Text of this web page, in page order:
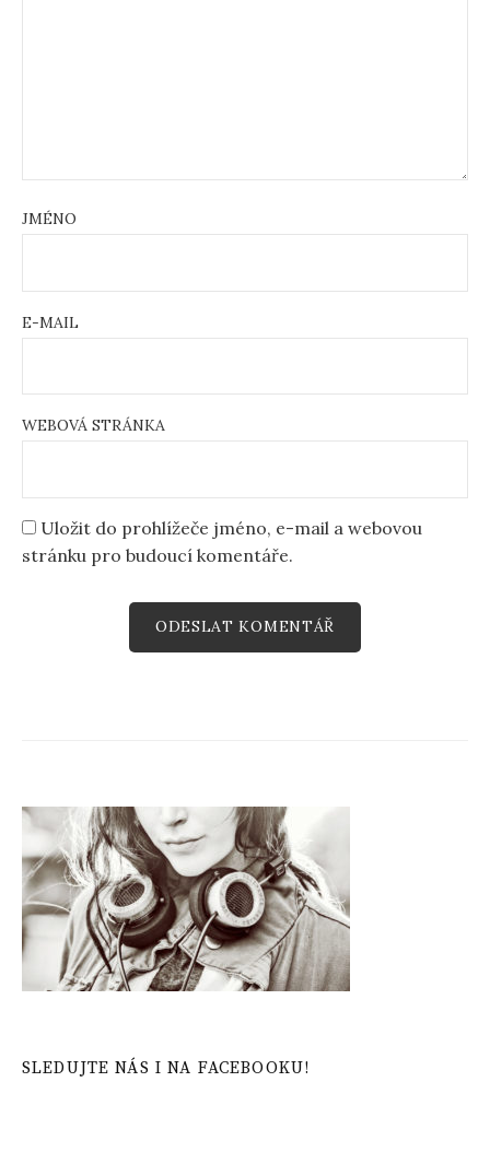
JMÉNO
E-MAIL
WEBOVÁ STRÁNKA
Uložit do prohlížeče jméno, e-mail a webovou
stránku pro budoucí komentáře.
SLEDUJTE NÁS I NA FACEBOOKU!